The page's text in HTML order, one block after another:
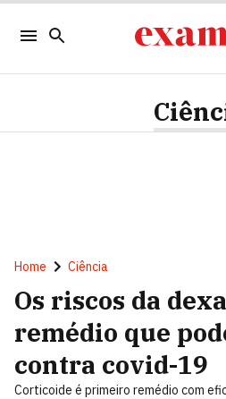
Home Ciência
Os riscos da
remédio que
contra covid-19
Corticoide é primeiro remédio com